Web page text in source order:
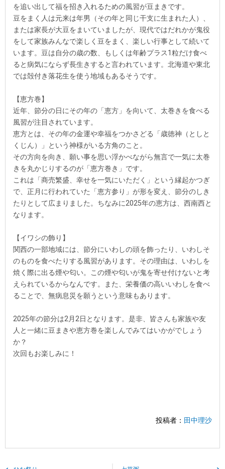
を追い出して福を招き入れるための風習が豆まきです。
豆をまく人は元来は年男（その年と同じ干支に生まれた人）、
または家長が大豆をまいていましたが、現代ではだれかが鬼役
をして家族みんなで楽しく豆をまく、楽しい行事として続いて
います。豆は自分の歳の数、もしくは年齢プラス1粒だけ食べ
ると病気にならず長生きすると言われています。北海道や東北
では殻付き落花生を使う地域もあるそうです。
【恵方巻】
近年、節分の日にその年の「恵方」を向いて、太巻きを食べる
風習が注目されています。
恵方とは、その年の金運や幸福をつかさどる「歳徳神（としと
くじん）」という神様がいる方角のこと。
その方向を向き、願い事を思い浮かべながら無言で一気に太巻
きを丸かじりするのが「恵方巻き」です。
これは「商売繁盛、幸せを一気にいただく」という縁起かつぎ
で、正月に行われていた「恵方参り」が形を変え、節分のしき
たりとして広まりました。ちなみに2025年の恵方は、西南西と
なります。
【イワシの飾り】
関西の一部地域には、節分にいわしの頭を飾ったり、いわしそ
のものを食べたりする風習があります。その理由は、いわしを
焼く際に出る煙や匂い。この煙や匂いが鬼を寄せ付けないと考
えられているからなんです。また、栄養価の高いいわしを食べ
ることで、無病息災を願うという意味もあります。
2025年の節分は2月2日となります。是非、皆さんも家族や友
人と一緒に豆まきや恵方巻を楽しんでみてはいかがでしょう
か？
次回もお楽しみに！
投稿者： 田中理沙